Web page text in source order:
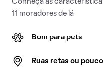
Conheça as
11 moradores de lá
Bom para pets
Ruas retas ou